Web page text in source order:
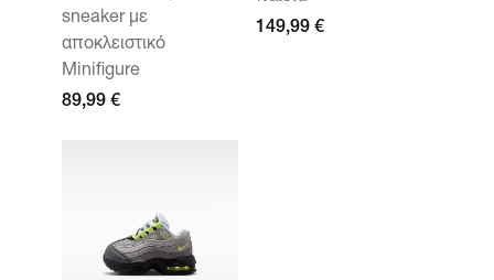
sneaker με
αποκλειστικό
Minifigure
89,99 €
149,99 €